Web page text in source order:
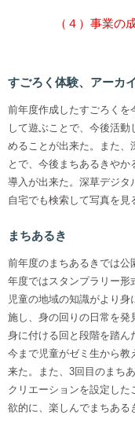
（４）事業の
すごろく体験、アーカ
前年度作成したすごろくを
して遊ぶことで、今後活
めることが出来た。また、
とで、今後まちあるきや
導入が出来た。深草デジタ
自宅でも検索して写真を見
まちあるき
前年度のまちあるきでは公
年度ではスタンプラリー形
児童の地域の知識がより
施し、身の回りの日常を発
身に付ける回と段階を踏ん
今まで児童がゼミ生から教
来た。また、3回目のまち
クリエーションを設定し
欲的に、楽しんでまちある